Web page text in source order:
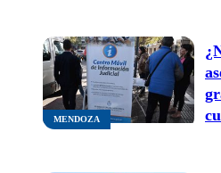
MENDOZA